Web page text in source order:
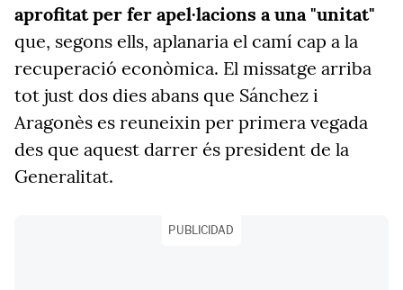
aprofitat per fer apel·lacions a una "unitat"
que, segons ells, aplanaria el camí cap a la
recuperació econòmica. El missatge arriba
tot just dos dies abans que Sánchez i
Aragonès es reuneixin per primera vegada
des que aquest darrer és president de la
Generalitat.
PUBLICIDAD